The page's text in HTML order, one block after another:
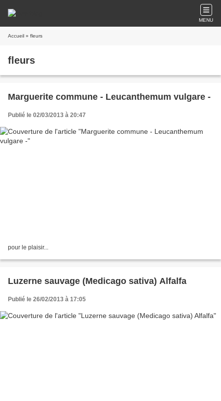
MENU
Accueil » fleurs
fleurs
Marguerite commune - Leucanthemum vulgare -
Publié le 02/03/2013 à 20:47
pour le plaisir...
Luzerne sauvage (Medicago sativa) Alfalfa
Publié le 26/02/2013 à 17:05